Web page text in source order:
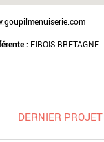
: FIBOIS BRETAGNE
DERNIER PROJET